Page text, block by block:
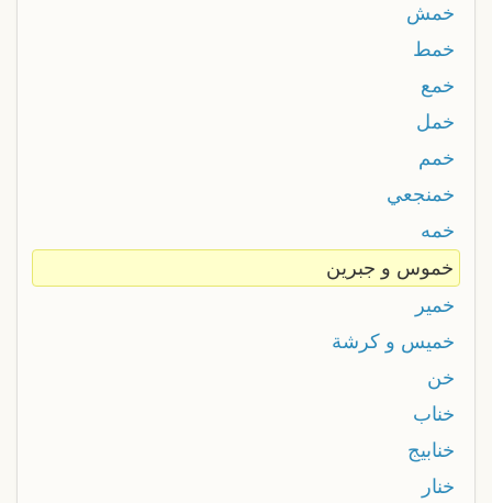
خمش
خمط
خمع
خمل
خمم
خمنجعي
خمه
خموس و جبرين
خمير
خميس و كرشة
خن
خناب
خنابيج
خنار